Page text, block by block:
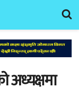
अध्यक्षमा